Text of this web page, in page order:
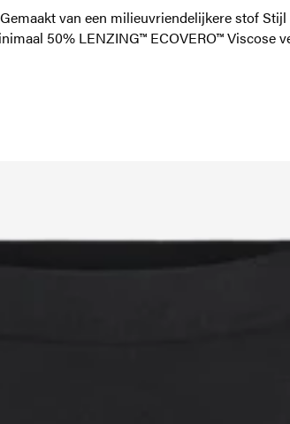
van een milieuvriendelijkere stof Stijl
50% LENZING™ ECOVERO™ Viscose